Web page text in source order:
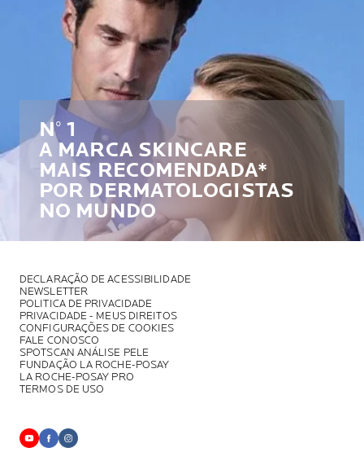
N° 1
A MARCA SKINCARE
MAIS RECOMENDADA*
POR DERMATOLOGISTAS
NO MUNDO
DECLARAÇÃO DE ACESSIBILIDADE
NEWSLETTER
POLITICA DE PRIVACIDADE
PRIVACIDADE - MEUS DIREITOS
CONFIGURAÇÕES DE COOKIES
FALE CONOSCO
SPOTSCAN ANÁLISE PELE
FUNDAÇÃO LA ROCHE-POSAY
LA ROCHE-POSAY PRO
TERMOS DE USO